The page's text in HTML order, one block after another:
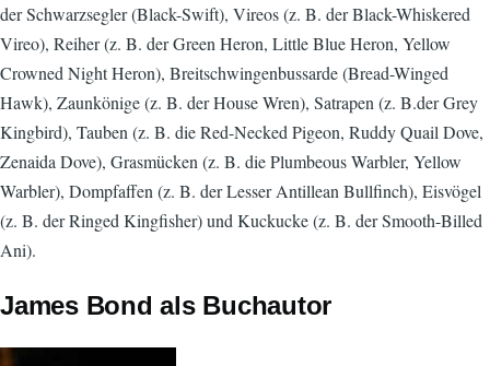
der Schwarzsegler (Black-Swift), Vireos (z. B. der Black-Whiskered
Vireo), Reiher (z. B. der Green Heron, Little Blue Heron, Yellow
Crowned Night Heron), Breitschwingenbussarde (Bread-Winged
Hawk), Zaunkönige (z. B. der House Wren), Satrapen (z. B.der Grey
Kingbird), Tauben (z. B. die Red-Necked Pigeon, Ruddy Quail Dove,
Zenaida Dove), Grasmücken (z. B. die Plumbeous Warbler, Yellow
Warbler), Dompfaffen (z. B. der Lesser Antillean Bullfinch), Eisvögel
(z. B. der Ringed Kingfisher) und Kuckucke (z. B. der Smooth-Billed
Ani).
James Bond als Buchautor